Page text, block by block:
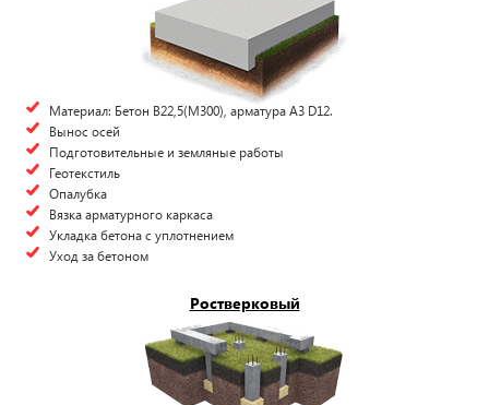
Материал: Бетон В22,5(М300), арматура А3 D12.
Вынос осей
Подготовительные и земляные работы
Геотекстиль
Опалубка
Вязка арматурного каркаса
Укладка бетона с уплотнением
Уход за бетоном
Ростверковый